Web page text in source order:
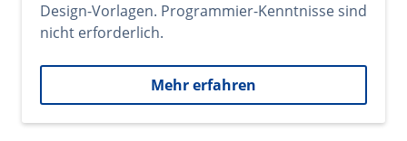
Design-Vorlagen. Programmier-Kenntnisse sind
nicht erforderlich.
Mehr erfahren